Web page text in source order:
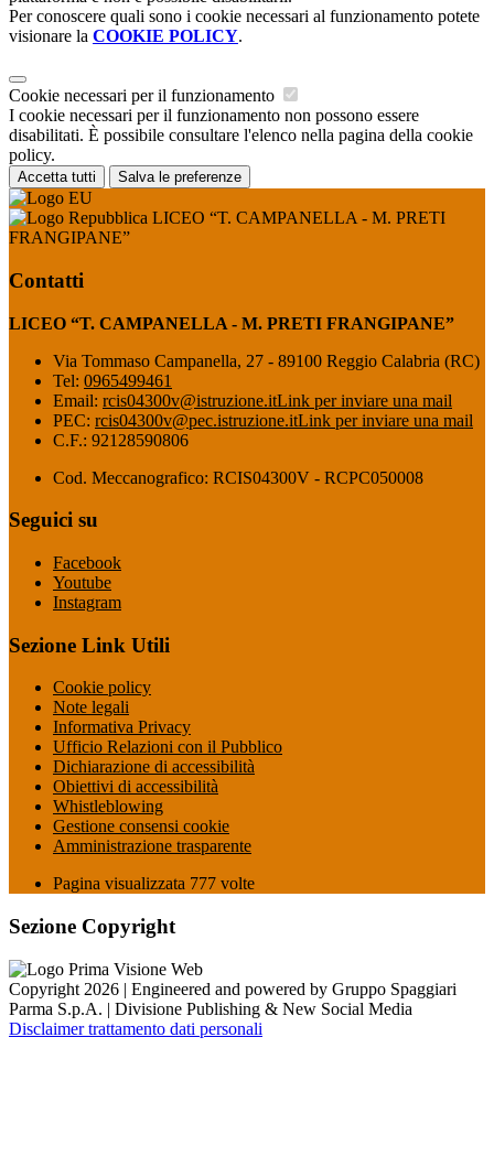
Per conoscere quali sono i cookie necessari al funzionamento potete
visionare la COOKIE POLICY.
Cookie necessari per il funzionamento
I cookie necessari per il funzionamento non possono essere
disabilitati. È possibile consultare l'elenco nella pagina della cookie
policy.
Accetta tutti Salva le preferenze
LICEO “T. CAMPANELLA - M. PRETI
FRANGIPANE”
Contatti
LICEO “T. CAMPANELLA - M. PRETI FRANGIPANE”
Via Tommaso Campanella, 27 - 89100 Reggio Calabria (RC)
Tel: 0965499461
Email: rcis04300v@istruzione.itLink per inviare una mail
PEC: rcis04300v@pec.istruzione.itLink per inviare una mail
C.F.: 92128590806
Cod. Meccanografico: RCIS04300V - RCPC050008
Seguici su
Facebook
Youtube
Instagram
Sezione Link Utili
Cookie policy
Note legali
Informativa Privacy
Ufficio Relazioni con il Pubblico
Dichiarazione di accessibilità
Obiettivi di accessibilità
Whistleblowing
Gestione consensi cookie
Amministrazione trasparente
Pagina visualizzata 777 volte
Sezione Copyright
Copyright 2026 | Engineered and powered by Gruppo Spaggiari
Parma S.p.A. | Divisione Publishing & New Social Media
Disclaimer trattamento dati personali